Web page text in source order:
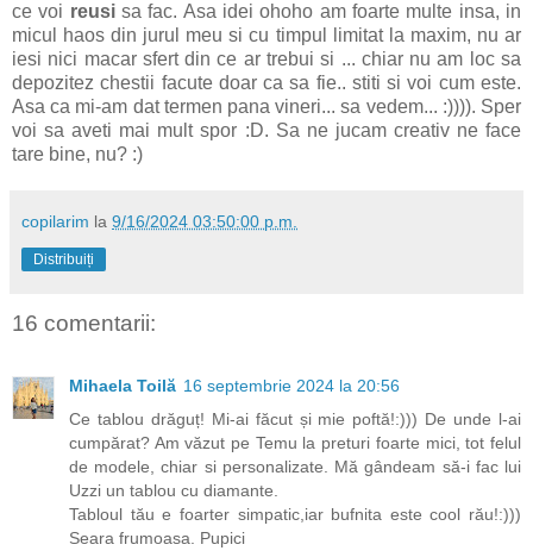
ce voi reusisa fac. Asa idei ohoho am foarte multe insa, in
micul haos din jurul meu si cu timpul limitat la maxim, nu ar
iesi nici macar sfert din ce ar trebui si ... chiar nu am loc sa
depozitez chestii facute doar ca sa fie.. stiti si voi cum este.
Asa ca mi-am dat termen pana vineri... sa vedem... :)))). Sper
voi sa aveti mai mult spor :D. Sa ne jucam creativ ne face
tare bine, nu? :)
copilarim la 9/16/2024 03:50:00 p.m.
Distribuiți
16 comentarii:
Mihaela Toilă 16 septembrie 2024 la 20:56
Ce tablou drăguț! Mi-ai făcut și mie poftă!:))) De unde l-ai
cumpărat? Am văzut pe Temu la preturi foarte mici, tot felul
de modele, chiar si personalizate. Mă gândeam să-i fac lui
Uzzi un tablou cu diamante.
Tabloul tău e foarter simpatic,iar bufnita este cool rău!:)))
Seara frumoasa. Pupici